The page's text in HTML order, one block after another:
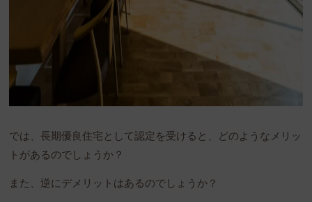
では、長期優良住宅として認定を受けると、どのようなメリッ
トがあるのでしょうか？
また、逆にデメリットはあるのでしょうか？